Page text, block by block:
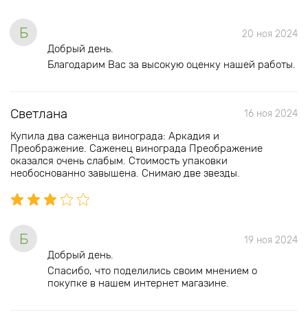
Б 20 ноя 2024
Добрый день.
Благодарим Вас за высокую оценку нашей работы.
Светлана 16 ноя 2024
Купила два саженца винограда: Аркадия и
Преображение. Саженец винограда Преображение
оказался очень слабым. Стоимость упаковки
необоснованно завышена. Снимаю две звезды.
Б 19 ноя 2024
Добрый день.
Спасибо, что поделились своим мнением о
покупке в нашем интернет магазине.